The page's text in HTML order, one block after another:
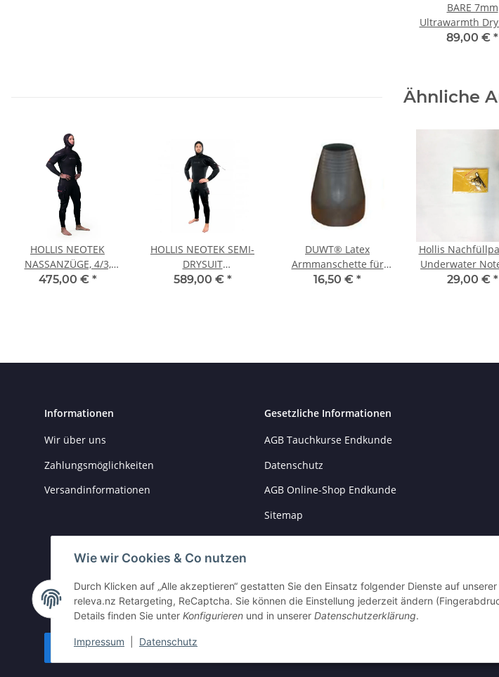
Wie wir Cookies & Co nutzen
Durch Klicken auf „Alle akzeptieren“ gestatten Sie den Einsatz folgender Dienste auf unserer
releva.nz Retargeting, ReCaptcha. Sie können die Einstellung jederzeit ändern
Details finden Sie unter Konfigurieren und in unserer Datenschutzerklärung.
Impressum Datenschutz
BARE 7mm
Ultrawarmth
89,00 € *
Ähnliche
HOLLIS NEOTEK
NASSANZÜGE, 4/3,
UNISEX
475,00 € *
HOLLIS NEOTEK SEMI-
DRYSUIT
HALBTROCKENANZÜGE,
589,00 € *
DUWT® Latex
Armmanschette für
Trockentauchanzug HD
16,50 € *
Hollis
Underwater
29,00 € *
Informationen
Wir über uns
Zahlungsmöglichkeiten
Versandinformationen
Gesetzliche Informationen
AGB Tauchkurse Endkunde
Datenschutz
AGB Online-Shop Endkunde
Sitemap
Impressum
Widerrufsrecht
Vertrag widerrufen